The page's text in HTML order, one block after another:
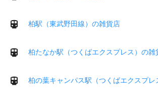
柏駅（東武野田線）の雑貨店
柏たなか駅（つくばエクスプレス）の雑
柏の葉キャンパス駅（つくばエクスプレ